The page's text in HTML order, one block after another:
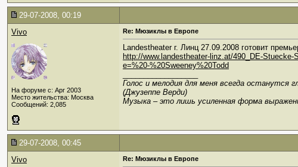
29-07-2008, 00:19
Vivo
На форуме с: Apr 2003
Место жительства: Москва
Сообщений: 2,085
Re: Мюзиклы в Европе
Landestheater г. Линц 27.09.2008 готовит
http://www.landestheater-linz.at/490_DE-
e=%20-%20Sweeney%20Todd
Голос и мелодия для меня всегда останутся
(Джузеппе Верди)
Музыка – это лишь усиленная форма
29-07-2008, 00:45
Vivo
Re: Мюзиклы в Европе